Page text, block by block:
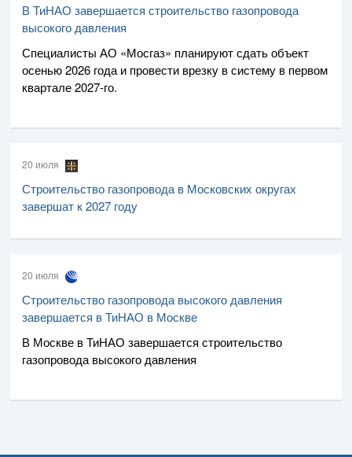
В ТиНАО завершается строительство газопровода
высокого давления
Специалисты АО «Мосгаз» планируют сдать объект
осенью 2026 года и провести врезку в систему в первом
квартале2027-го.
20 июля
Строительство газопровода в Московских округах
завершат к 2027 году
20 июля
Строительство газопровода высокого давления
завершается в ТиНАО в Москве
В Москве в ТиНАО завершается строительство
газопровода высокого давления